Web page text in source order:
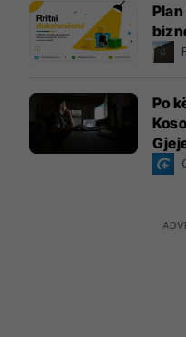
Po